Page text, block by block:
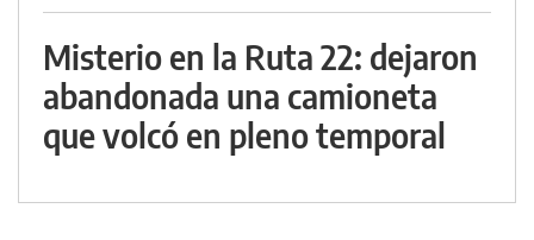
Misterio en la Ruta 22: dejaron
abandonada una camioneta
que volcó en pleno temporal